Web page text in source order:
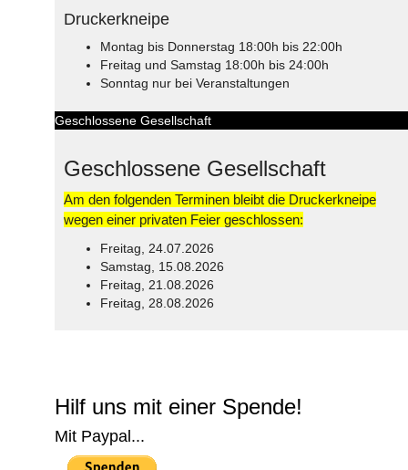
Druckerkneipe
Montag bis Donnerstag 18:00h bis 22:00h
Freitag und Samstag 18:00h bis 24:00h
Sonntag nur bei Veranstaltungen
Geschlossene Gesellschaft
Geschlossene Gesellschaft
Am den folgenden Terminen bleibt die Druckerkneipe
wegen einer privaten Feier geschlossen:
Freitag, 24.07.2026
Samstag, 15.08.2026
Freitag, 21.08.2026
Freitag, 28.08.2026
Hilf uns mit einer Spende!
Mit Paypal...